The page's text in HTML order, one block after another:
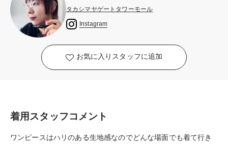
タカシマヤゲートタワーモール
Instagram
お気に入りスタッフに追加
着用スタッフコメント
ワンピースはハリのある生地感なのでどんな場面でも着て行き